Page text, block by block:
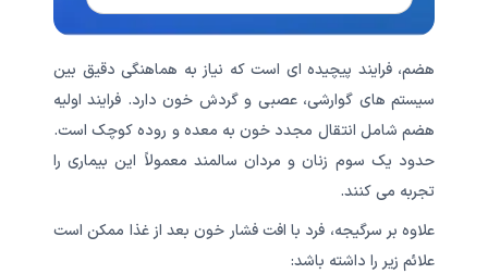
هضم، فرایند پیچیده ای است که نیاز به هماهنگی دقیق بین
سیستم های گوارشی، عصبی و گردش خون دارد. فرایند اولیه
هضم شامل انتقال مجدد خون به معده و روده کوچک است.
حدود یک سوم زنان و مردان سالمند معمولاً این بیماری را
تجربه می کنند.
علاوه بر سرگیجه، فرد با افت فشار خون بعد از غذا ممکن است
علائم زیر را داشته باشد: